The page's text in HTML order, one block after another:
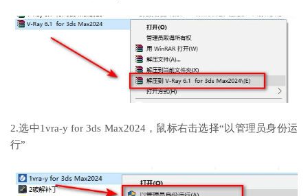
2.选中1vra-y for 3ds Max2024，鼠标右击选择“以管理员身份运
行”